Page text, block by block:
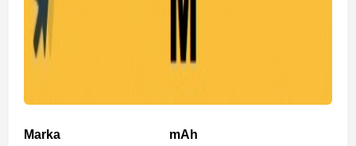
Marka
mAh